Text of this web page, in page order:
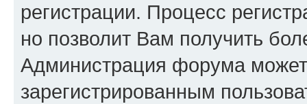
регистрации. Процесс
но позволит Вам получить
Администрация форума может
зарегистрированным